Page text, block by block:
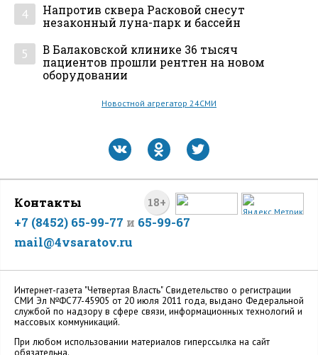
4
Напротив сквера Расковой снесут
незаконный луна-парк и бассейн
5
В Балаковской клинике 36 тысяч
пациентов прошли рентген на новом
оборудовании
Новостной агрегатор 24СМИ
18+
Контакты
+7 (8452) 65-99-77 и 65-99-67
mail@4vsaratov.ru
Интернет-газета "Четвертая Власть" Cвидетельство о регистрации
СМИ Эл №ФС77-45905 от 20 июля 2011 года, выдано Федеральной
службой по надзору в сфере связи, информационных технологий и
массовых коммуникаций.
При любом использовании материалов гиперссылка на сайт